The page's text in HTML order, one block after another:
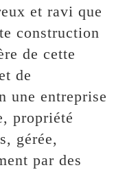
et ravi que
construction
de cette
de
une entreprise
propriété
gérée,
par des